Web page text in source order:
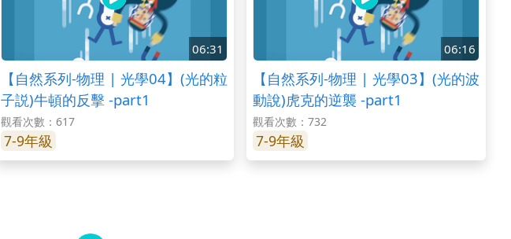
06:31
【自然系列-物理 | 光學04】(光的粒
子説)牛頓的反擊 -part1
觀看次數：617
7-9年級
06:16
【自然系列-物理 | 光學03】(光的波
動說)虎克的逆襲 -part1
觀看次數：732
7-9年級